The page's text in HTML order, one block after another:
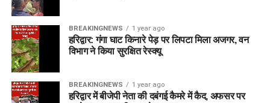
BREAKINGNEWS 1 year ago
हरिद्वार: गंगा घाट किनारे पेड़ पर लिपटा मिला अजगर, वन
विभाग ने किया सुरक्षित रेस्क्यू
BREAKINGNEWS 1 year ago
हरिद्वार में बीजेपी नेता की दबंगई कैमरे में कैद, अफसर पर